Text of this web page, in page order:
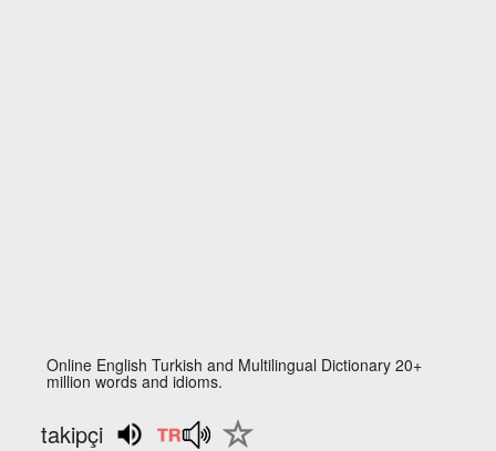
Online English Turkish and Multilingual Dictionary 20+
million words and idioms.
takipçi